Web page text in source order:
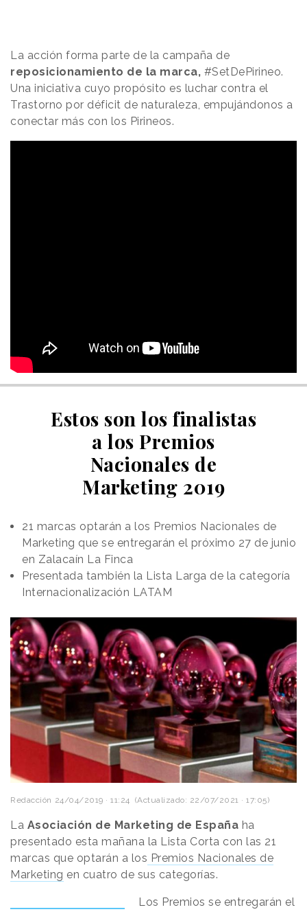
La acción forma parte de la campaña de
reposicionamiento de la marca, #SetDePirineo.
Una iniciativa cuyo propósito es luchar contra el
Trastorno por déficit de naturaleza, empujándonos a
conectar más con los Pirineos.
Estos son los finalistas
a los Premios
Nacionales de
Marketing 2019
21 marcas optarán a los Premios Nacionales de
Marketing que se entregarán el próximo 27 de junio
en Zalacaín La Finca
Presentada también la Lista Larga de la categoría
Internacionalización LATAM
Redacción 24/04/2019 · 11:24 (Actualizado: 22/07/2021 · 17:05)
La Asociación de Marketing de España ha
presentado esta mañana la Lista Corta con las 21
marcas que optarán a los Premios Nacionales de
Marketing en cuatro de sus categorías.
Los Premios se entregarán el